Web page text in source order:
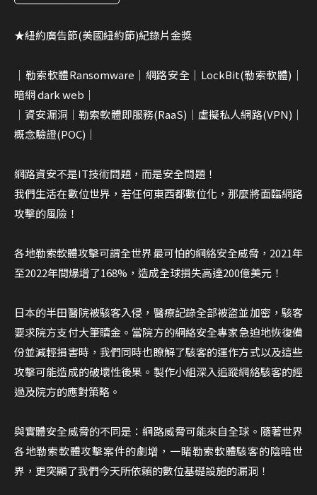
★紐約廣告節(美國紐約節)紀錄片金獎
｜勒索軟體Ransomware｜網路安全｜LockBit(勒索軟體)｜
暗網 dark web｜
｜資安漏洞｜勒索軟體即服務(RaaS)｜虛擬私人網路(VPN)｜
概念驗證(POC)｜
網路資安不是IT技術問題，而是安全問題！
我們生活在數位世界，若任何東西都數位化，那麼將面臨網路
攻擊的風險！
各地勒索軟體攻擊可謂全世界最可怕的網絡安全威脅，2021年
至2022年間爆增了168%，造成全球損失高達200億美元！
日本的半田醫院被駭客入侵，醫療記錄全部被盜並加密，駭客
要求院方支付大筆贖金。當院方的網絡安全專家急迫地恢復備
份並減輕損害時，我們同時也瞭解了駭客的運作方式以及這些
攻擊可能造成的破壞性後果。製作小組深入追蹤網絡駭客的經
過及院方的應對策略。
與實體安全威脅的不同是：網路威脅可能來自全球。隨著世界
各地勒索軟體攻擊案件的劇增，一睹勒索軟體駭客的陰暗世
界，更突顯了我們今天所依賴的數位基礎設施的漏洞！